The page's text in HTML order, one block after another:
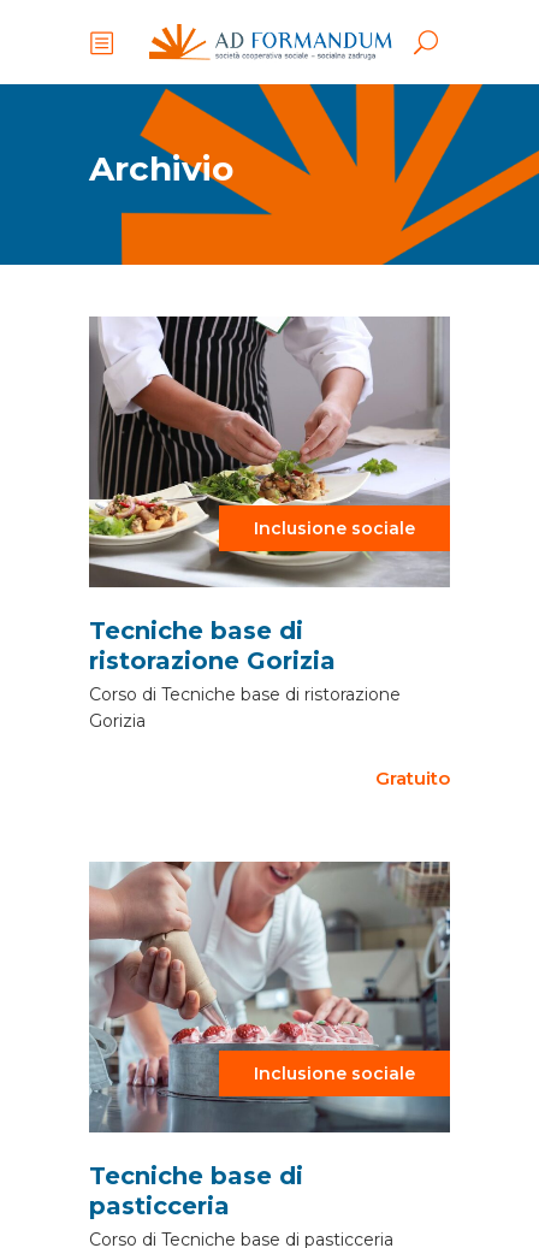
Archivio
Inclusione sociale
Tecniche base di
ristorazione Gorizia
Corso di Tecniche base di ristorazione
Gorizia
Gratuito
Inclusione sociale
Tecniche base di
pasticceria
Corso di Tecniche base di pasticceria